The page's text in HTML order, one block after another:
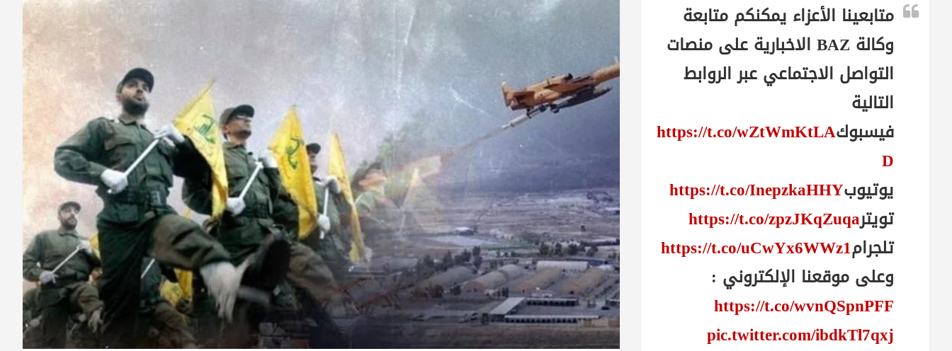
متابعينا الأعزاء يمكنكم متابعة
وكالة BAZ الاخبارية على منصات
التواصل الاجتماعي عبر الروابط
التالية
فيسبوكhttps://t.co/wZtWmKtLA
D
يوتيوبhttps://t.co/InepzkaHHY
تويترhttps://t.co/zpzJKqZuqa
تلجرامhttps://t.co/uCwYx6WWz1
وعلى موقعنا الإلكتروني :
https://t.co/wvnQSpnPFF
pic.twitter.com/ibdkTl7qxj